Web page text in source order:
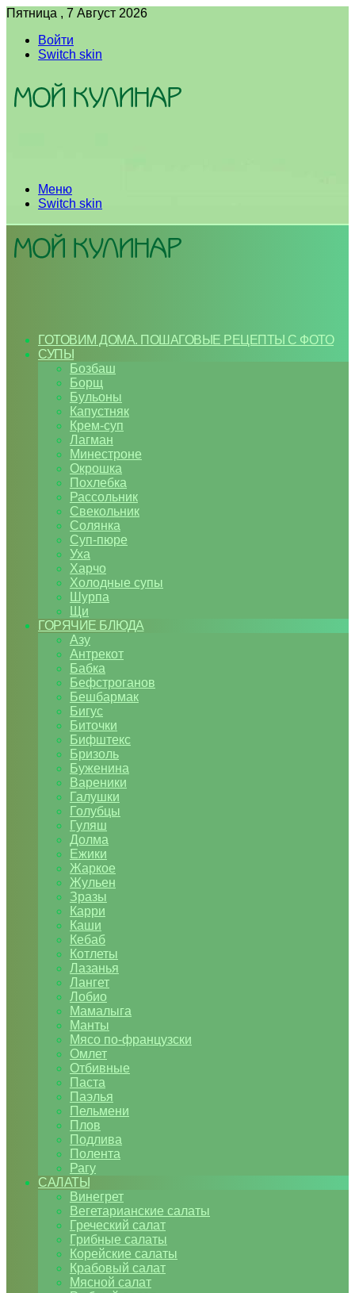
Пятница , 7 Август 2026
Войти
Switch skin
Меню
Switch skin
ГОТОВИМ ДОМА. ПОШАГОВЫЕ РЕЦЕПТЫ С ФОТО
СУПЫ
Бозбаш
Борщ
Бульоны
Капустняк
Крем-суп
Лагман
Минестроне
Окрошка
Похлебка
Рассольник
Свекольник
Солянка
Суп-пюре
Уха
Харчо
Холодные супы
Шурпа
Щи
ГОРЯЧИЕ БЛЮДА
Азу
Антрекот
Бабка
Бефстроганов
Бешбармак
Бигус
Биточки
Бифштекс
Бризоль
Буженина
Вареники
Галушки
Голубцы
Гуляш
Долма
Ежики
Жаркое
Жульен
Зразы
Карри
Каши
Кебаб
Котлеты
Лазанья
Лангет
Лобио
Мамалыга
Манты
Мясо по-французски
Омлет
Отбивные
Паста
Паэлья
Пельмени
Плов
Подлива
Полента
Рагу
САЛАТЫ
Винегрет
Вегетарианские салаты
Греческий салат
Грибные салаты
Корейские салаты
Крабовый салат
Мясной салат